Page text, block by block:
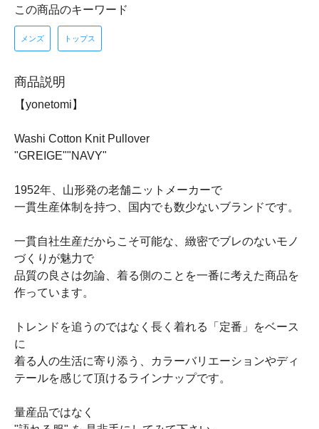
この商品のキーワード
メンズ トップス
商品説明
【yonetomi】
Washi Cotton Knit Pullover
"GREIGE""NAVY"
1952年、山形発の老舗ニットメーカーで
一貫生産体制を持つ、国内でも数少ないブランドです。
一貫自社生産だからこそ可能な、緻密でブレのないモノ
づくりが魅力で
品質の良さは勿論、着る側のことを一番に考えた商品を
作っています。
トレンドを追うのではなく長く着れる「定番」をベース
に
着る人の生活に寄り添う、カラーバリエーションやディ
テールを感じて頂けるラインナップです。
量産品ではなく